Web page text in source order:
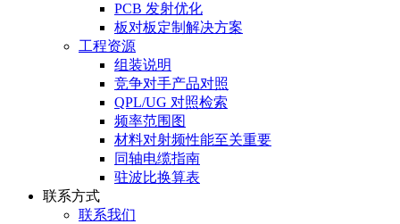
PCB 发射优化
板对板定制解决方案
工程资源
组装说明
竞争对手产品对照
QPL/UG 对照检索
频率范围图
材料对射频性能至关重要
同轴电缆指南
驻波比换算表
联系方式
联系我们